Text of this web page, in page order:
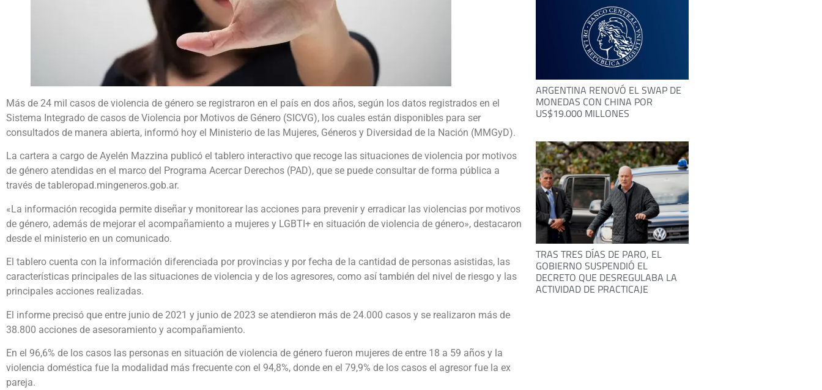
Más de 24 mil casos de violencia de género se registraron en el país en dos años, según los datos registrados en el
Sistema Integrado de casos de Violencia por Motivos de Género (SICVG), los cuales están disponibles para ser
consultados de manera abierta, informó hoy el Ministerio de las Mujeres, Géneros y Diversidad de la Nación (MMGyD).
La cartera a cargo de Ayelén Mazzina publicó el tablero interactivo que recoge las situaciones de violencia por motivos
de género atendidas en el marco del Programa Acercar Derechos (PAD), que se puede consultar de forma pública a
través de tableropad.mingeneros.gob.ar.
«La información recogida permite diseñar y monitorear las acciones para prevenir y erradicar las violencias por motivos
de género, además de mejorar el acompañamiento a mujeres y LGBTI+ en situación de violencia de género», destacaron
desde el ministerio en un comunicado.
El tablero cuenta con la información diferenciada por provincias y por fecha de la cantidad de personas asistidas, las
características principales de las situaciones de violencia y de los agresores, como así también del nivel de riesgo y las
principales acciones realizadas.
El informe precisó que entre junio de 2021 y junio de 2023 se atendieron más de 24.000 casos y se realizaron más de
38.800 acciones de asesoramiento y acompañamiento.
En el 96,6% de los casos las personas en situación de violencia de género fueron mujeres de entre 18 a 59 años y la
violencia doméstica fue la modalidad más frecuente con el 94,8%, donde en el 79,9% de los casos el agresor fue la ex
pareja.
ARGENTINA RENOVÓ EL SWAP DE
MONEDAS CON CHINA POR
US$19.000 MILLONES
TRAS TRES DÍAS DE PARO, EL
GOBIERNO SUSPENDIÓ EL
DECRETO QUE DESREGULABA LA
ACTIVIDAD DE PRACTICAJE